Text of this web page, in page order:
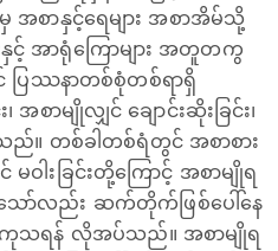
အစာနှင့်ရေများ အစာအိမ်သို့
နှင့် အာရုံကြောများ အတူတကွ
ြဿနာတစ်စုံတစ်ရာရှိ
စာမျိုလျှင် ချောင်းဆိုးခြင်း၊
ည်။ တစ်ခါတစ်ရံတွင် အစာစား
မဝါးခြင်းတို့ကြောင့် အစာမျိုရ
ော်လည်း ဆက်တိုက်ဖြစ်ပေါ်နေ
ေကုသရန် လိုအပ်သည်။ အစာမျိုရ